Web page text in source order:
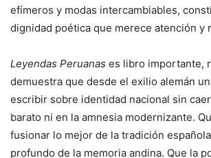
efímeros y modas intercambiables,
dignidad poética que merece atención y
Leyendas Peruanas es libro importante,
demuestra que desde el exilio alemán
escribir sobre identidad nacional sin
barato ni en la amnesia modernizante.
fusionar lo mejor de la tradición
profundo de la memoria andina. Que la